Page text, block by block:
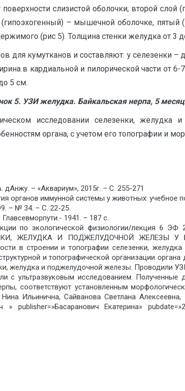
слизистой оболочки, второй слой
– мышечной оболочке, пятый
(рис 5). Толщина стенки желудка от 3
для кумутканов и составляют: у селезенки
в кардиальной и пилорической части от
5 см.
5. УЗИ желудка. Байкальская нерпа, 5
исследовании селезенки, желудка
органа, с учетом его топографии и
– «Аквариум», 2015г. – С. 255-271
органов иммунной системы у животных: учебное
– № 34. – С. 22-25.
1941. – 187 с.
по экологической физиологии/лекция 6
ЖЕЛУДКА И ПОДЖЕЛУДОЧНОЙ ЖЕЛЕЗЫ У
в строении и топографии селезенки,
и топографической организации
желудка и поджелудочной железы. Проводили
с ультразвуковым исследованием. Полученные
соответствуют установленным
Нина Ильинична, Сайванова Светлана
publisher=»Басаранович Екатерина»